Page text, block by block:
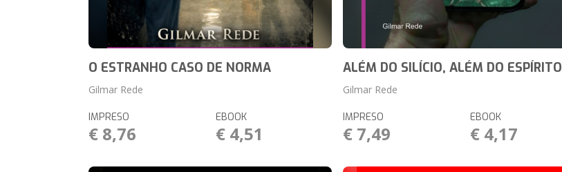
O ESTRANHO CASO DE NORMA
Gilmar Rede
IMPRESO
€ 8,76
EBOOK
€ 4,51
ALÉM DO SILÍCIO, ALÉM DO ESPÍRITO
Gilmar Rede
IMPRESO
€ 7,49
EBOOK
€ 4,17